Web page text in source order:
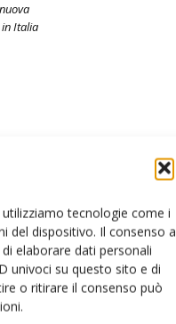
tecnologie come i
del dispositivo. Il consenso a
elaborare dati personali
univoci su questo sito e di
o ritirare il consenso può
Italia